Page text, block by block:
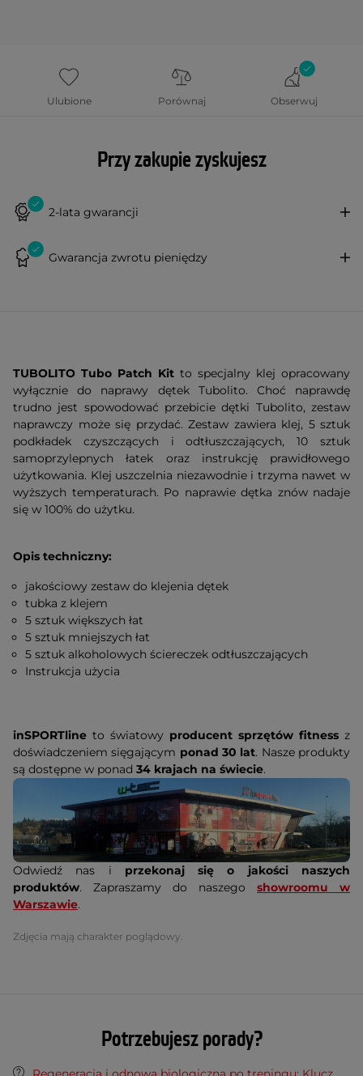
Ulubione Porównaj Obserwuj
Przy zakupie zyskujesz
2-lata gwarancji
Gwarancja zwrotu pieniędzy
TUBOLITO Tubo Patch Kit to specjalny klej opracowany
wyłącznie do naprawy dętek Tubolito. Choć naprawdę
trudno jest spowodować przebicie dętki Tubolito, zestaw
naprawczy może się przydać. Zestaw zawiera klej, 5 sztuk
podkładek czyszczących i odtłuszczających, 10 sztuk
samoprzylepnych łatek oraz instrukcję prawidłowego
użytkowania. Klej uszczelnia niezawodnie i trzyma nawet w
wyższych temperaturach. Po naprawie dętka znów nadaje
się w 100% do użytku.
Opis techniczny:
jakościowy zestaw do klejenia dętek
tubka z klejem
5 sztuk większych łat
5 sztuk mniejszych łat
5 sztuk alkoholowych ściereczek odtłuszczających
Instrukcja użycia
inSPORTline to światowy producent sprzętów fitness z
doświadczeniem sięgającym ponad 30 lat. Nasze produkty
są dostępne w ponad 34 krajach na świecie.
Odwiedź nas i przekonaj się o jakości naszych
produktów. Zapraszamy do naszego showroomu w
Warszawie.
Zdjęcia mają charakter poglądowy.
Potrzebujesz porady?